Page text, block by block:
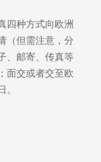
四种方式向欧洲
（但需注意，分
、邮寄、传真等
面交或者交至欧